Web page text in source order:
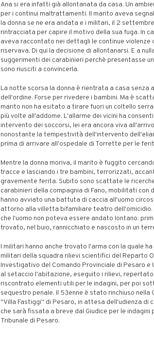
Ana si era infatti già allontanata da casa. Un
per i continui maltrattamenti. Il marito aveva
la donna se ne era andata e i militari, il 2
rintracciata per capire il motivo della sua fuga. In
aveva raccontato nei dettagli le continue violenze
riservava. Di qui la decisione di allontanarsi. E a
suggerimenti dei carabinieri perchè presentasse
sono riusciti a convincerla.
La notte scorsa la donna è rientrata a casa senza
dell'ordine. Forse per rivedere i bambini. Ma è
marito non ha esitato a tirare fuori un coltello
più volte all'addome. L'allarme dei vicini ha
intervento dei soccorsi, lei era ancora viva
nonostante la tempestività dell'intervento
prima di arrivare all'ospedale di Torrette per le
Mentre la donna moriva, il marito è fuggito
tracce e lasciando i tre bambini, terrorizzati,
gravemente ferita. Subito sono scattate le
carabinieri della compagnia di Fano, mobilitati con
hanno avviato una battuta di caccia all'uomo
attorno alla villetta bifamiliare teatro dell'omicidio.
che l'uomo non poteva essere andato lontano:
trovato, nel buio, rannicchiato e nascosto in un
I militari hanno anche trovato l'arma con la quale
militari della squadra rilievi scientifici del Reparto
Investigativo del Comando Provinciale di Pesaro e
al setaccio l'abitazione, eseguito i rilievi,
riscontrato elementi utili per le indagini, per poi
sequestro penale. Il 53enne è stato rinchiuso nella
"Villa Fastiggi" di Pesaro, in attesa dell'udienza di
che sarà fissata a breve dal Giudice per le indagini
Tribunale di Pesaro.